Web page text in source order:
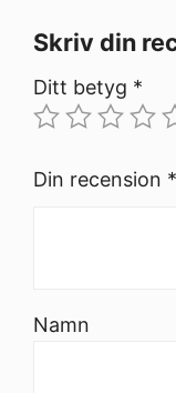
Skriv din
Ditt betyg *
Din recension *
Namn